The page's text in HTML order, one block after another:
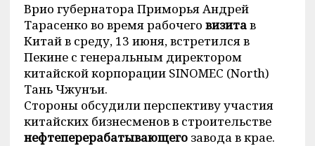
Врио губернатора Приморья Андрей
Тарасенко во время рабочего визитав
Китай в среду, 13 июня, встретился в
Пекине с генеральным директором
китайской корпорации SINOMEC (North)
Тань Чжунъи.
Стороны обсудили перспективу участия
китайских бизнесменов в строительстве
нефтеперерабатывающегозавода в крае.